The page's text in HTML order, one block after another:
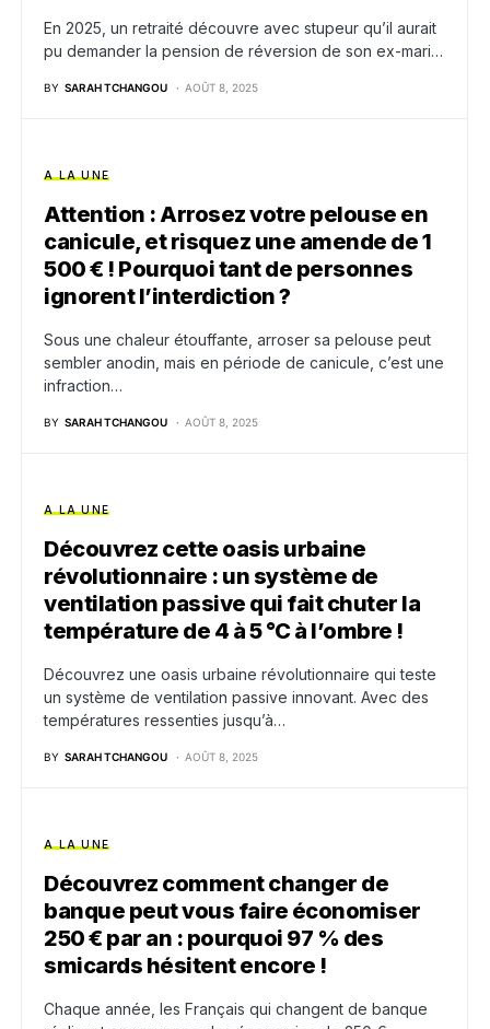
En 2025, un retraité découvre avec stupeur qu’il aurait
pu demander la pension de réversion de son ex-mari…
BY SARAH TCHANGOU AOÛT 8, 2025
A LA UNE
Attention : Arrosez votre pelouse en
canicule, et risquez une amende de 1
500 € ! Pourquoi tant de personnes
ignorent l’interdiction ?
Sous une chaleur étouffante, arroser sa pelouse peut
sembler anodin, mais en période de canicule, c’est une
infraction…
BY SARAH TCHANGOU AOÛT 8, 2025
A LA UNE
Découvrez cette oasis urbaine
révolutionnaire : un système de
ventilation passive qui fait chuter la
température de 4 à 5 °C à l’ombre !
Découvrez une oasis urbaine révolutionnaire qui teste
un système de ventilation passive innovant. Avec des
températures ressenties jusqu’à…
BY SARAH TCHANGOU AOÛT 8, 2025
A LA UNE
Découvrez comment changer de
banque peut vous faire économiser
250 € par an : pourquoi 97 % des
smicards hésitent encore !
Chaque année, les Français qui changent de banque